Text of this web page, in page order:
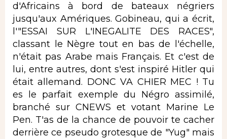
d'Africains à bord de bateaux négriers
jusqu'aux Amériques. Gobineau, qui a écrit,
l'"ESSAI SUR L'INEGALITE DES RACES",
classant le Nègre tout en bas de l'échelle,
n'était pas Arabe mais Français. Et c'est de
lui, entre autres, dont s'est inspiré Hitler qui
était allemand. DONC VA CHIER MEC ! Tu
es le parfait exemple du Négro assimilé,
branché sur CNEWS et votant Marine Le
Pen. T'as de la chance de pouvoir te cacher
derrière ce pseudo grotesque de "Yug" mais